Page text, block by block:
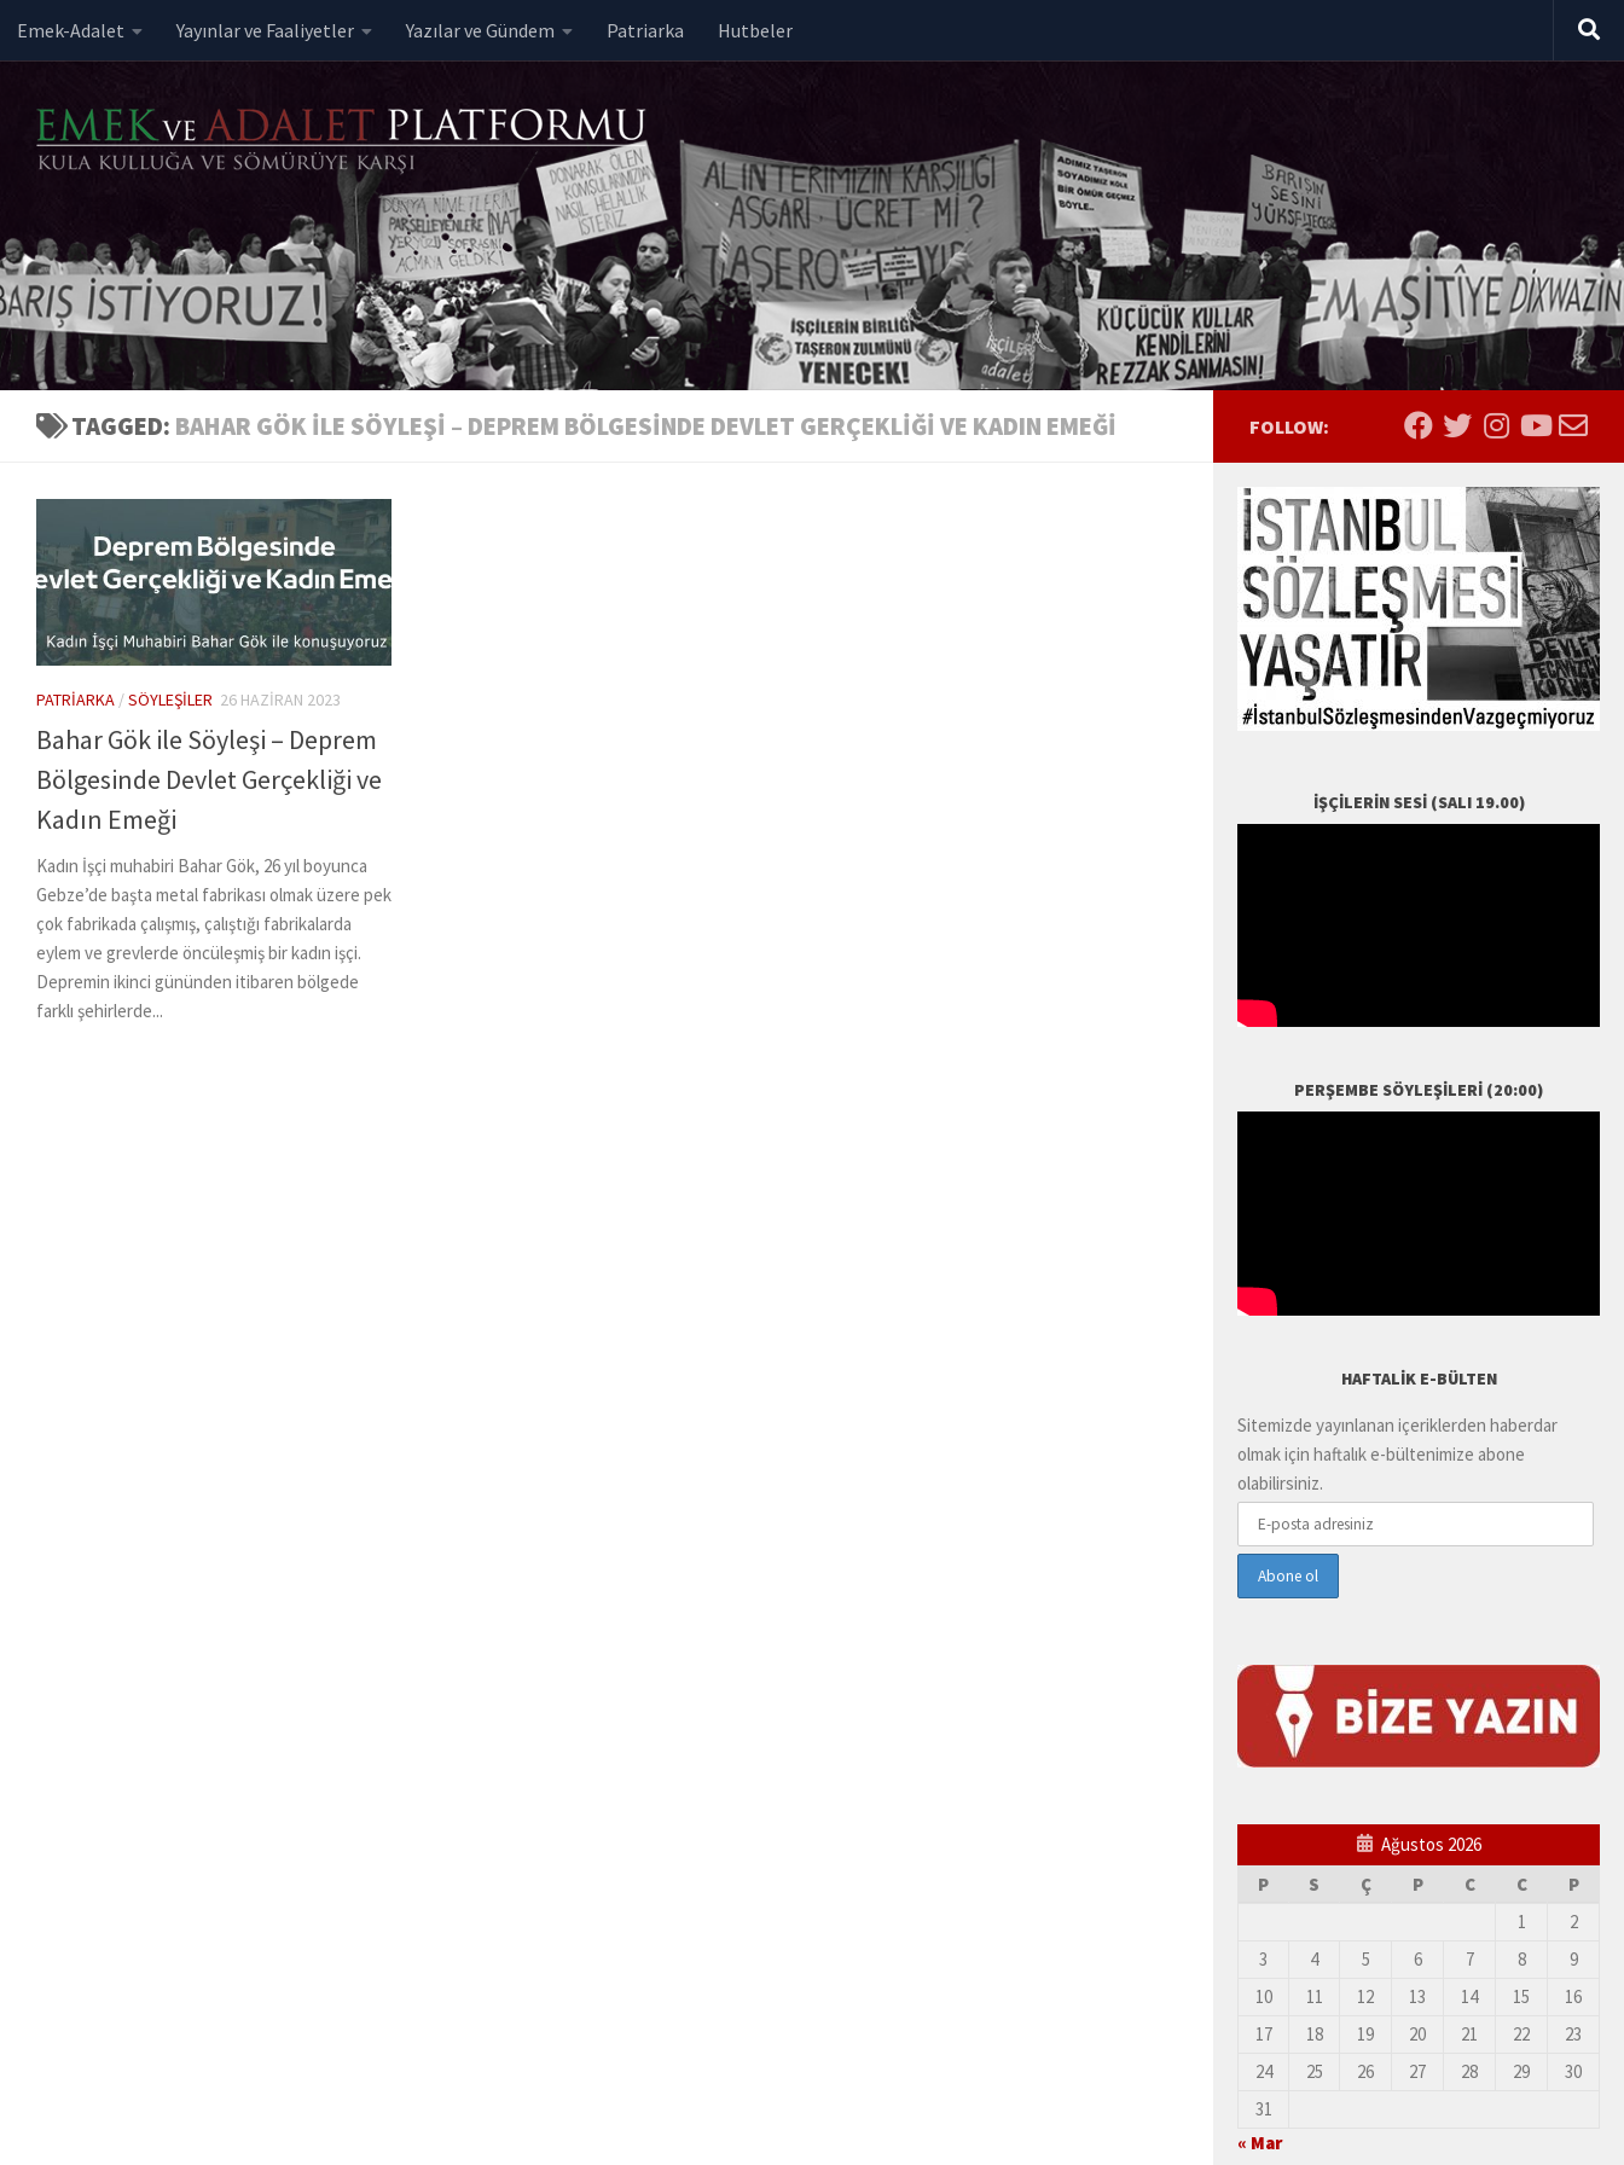
Skip to content
Emek-Adalet Yayınlar ve Faaliyetler Yazılar ve Gündem Patriarka Hutbeler
TAGGED: BAHAR GÖK ILE SÖYLEŞI – DEPREM BÖLGESINDE DEVLET GERÇEKLIĞI VE KADIN EMEĞI
PATRIARKA /SÖYLEŞILER 26 HAZIRAN 2023
Bahar Gök ile Söyleşi – Deprem
Bölgesinde Devlet Gerçekliği ve
Kadın Emeği
Kadın İşçi muhabiri Bahar Gök, 26 yıl boyunca
Gebze’de başta metal fabrikası olmak üzere pek
çok fabrikada çalışmış, çalıştığı fabrikalarda
eylem ve grevlerde öncüleşmiş bir kadın işçi.
Depremin ikinci gününden itibaren bölgede
farklı şehirlerde...
FOLLOW:
İŞÇILERIN SESI (SALI 19.00)
PERŞEMBE SÖYLEŞILERI (20:00)
HAFTALIK E-BÜLTEN
Sitemizde yayınlanan içeriklerden haberdar
olmak için haftalık e-bültenimize abone
olabilirsiniz.
Ağustos 2026
P
S Ç P C C
P
1
2
3
4 5 6 7 8
9
10
11 12 13 14 15
16
17
18 19 20 21 22
23
24
25 26 27 28 29
30
31
« Mar